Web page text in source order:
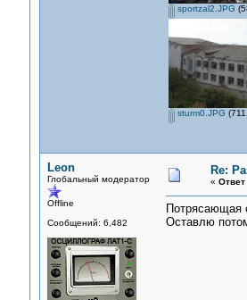
sportzal2.JPG
sturm0.JPG
Leon
Глобальный модератор
Offline
Сообщений: 6,482
Re:
« Ответ
Потрясающая
Оставлю